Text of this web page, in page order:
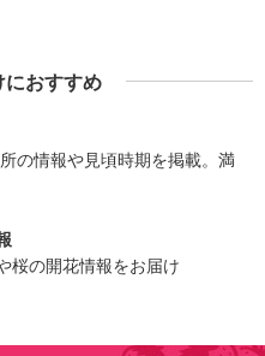
おすすめ
の情報や見頃時期を掲載。満
桜の開花情報をお届け